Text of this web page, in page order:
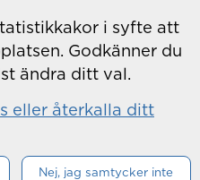
i syfte att
Godkänner du
ändra ditt val.
eller återkalla ditt
Nej, jag samtycker inte